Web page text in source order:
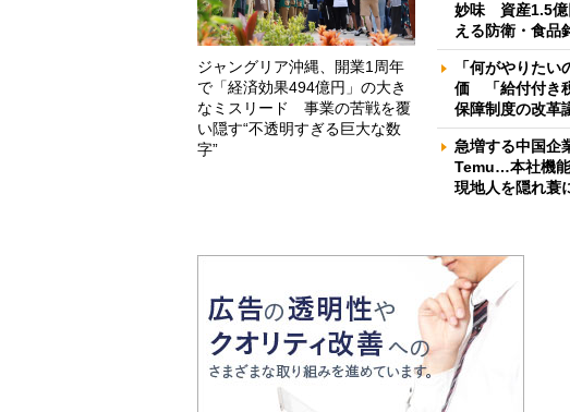
ジャングリア沖縄、開業1周年
で「経済効果494億円」の大き
なミスリード 事業の苦戦を覆
い隠す“不透明すぎる巨大な数
字”
妙味 資産1.5億
える防衛・食品
「何がやりた
価 「給付付き
保障制度の改革
急増する中国企
Temu…本社機
現地人を隠れ蓑